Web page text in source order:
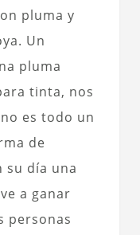
pluma y
Un
pluma
tinta, nos
es todo un
de
su día una
a ganar
personas